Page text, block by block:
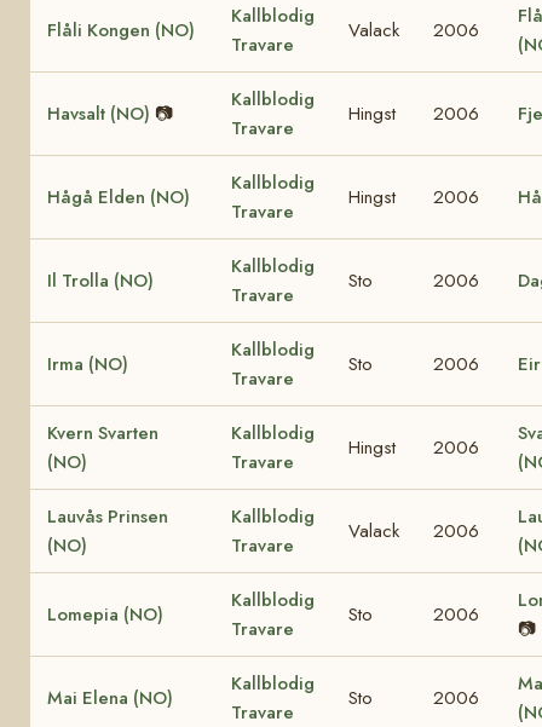
Flåli Kongen (NO)
Kallblodig
Travare
Valack 2006
Havsalt (NO) 📷
Kallblodig
Travare
Hingst 2006
Hågå Elden (NO)
Kallblodig
Travare
Hingst 2006
Il Trolla (NO)
Kallblodig
Travare
Sto 2006
Irma (NO)
Kallblodig
Travare
Sto 2006
Kvern Svarten
(NO)
Kallblodig
Travare
Hingst 2006
Lauvås Prinsen
(NO)
Kallblodig
Travare
Valack 2006
Lomepia (NO)
Kallblodig
Travare
Sto 2006
📷
Mai Elena (NO)
Kallblodig
Travare
Sto 2006